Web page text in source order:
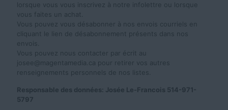
lorsque vous vous inscrivez à notre infolettre ou lorsque
vous faites un achat.
Vous pouvez vous désabonner à nos envois courriels en
cliquant le lien de désabonnement présents dans nos
envois.
Vous pouvez nous contacter par écrit au
josee@magentamedia.ca pour retirer vos autres
renseignements personnels de nos listes.
Responsable des données: Josée Le-Francois 514-971-
5797